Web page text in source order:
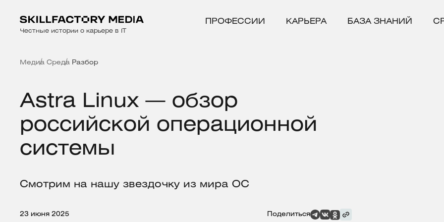
Честные истории о карьере в IT
ПРОФЕССИИ КАРЬЕРА БАЗА ЗНАНИЙ
Медиа Среда Разбор
Astra Linux — обзор
российской операционной
системы
Смотрим на нашу звездочку из мира ОС
23 июня 2025 Поделиться